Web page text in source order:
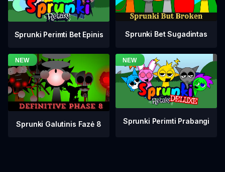
Sprunki Perimti Bet Epinis Sprunki Bet Sugadintas
Sprunki Galutinis Fazė 8 Sprunki Perimti Prabangi